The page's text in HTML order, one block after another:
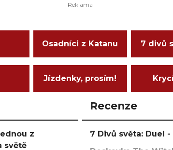
Osadníci z Katanu 7 divů
Jízdenky, prosím!
z
světě
Recenze
7 Divů světa: Duel